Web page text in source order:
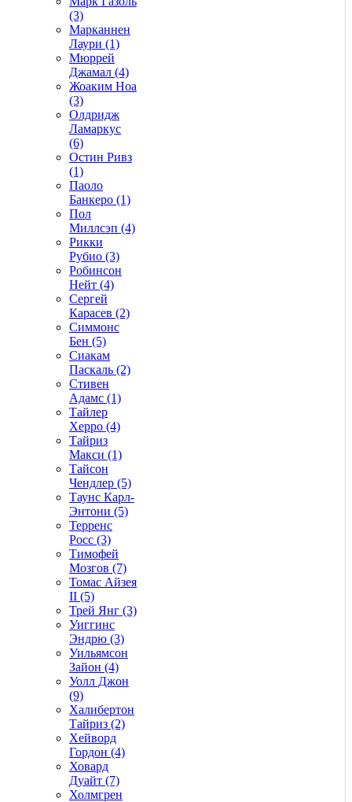
(3)
Марканнен
Лаури (1)
Мюррей
Джамал (4)
Жоаким Ноа
(3)
Олдридж
Ламаркус
(6)
Остин Ривз
(1)
Паоло
Банкеро (1)
Пол
Миллсэп (4)
Рикки
Рубио (3)
Робинсон
Нейт (4)
Сергей
Карасев (2)
Симмонс
Бен (5)
Сиакам
Паскаль (2)
Стивен
Адамс (1)
Тайлер
Херро (4)
Тайриз
Макси (1)
Тайсон
Чендлер (5)
Таунс Карл-
Энтони (5)
Терренс
Росс (3)
Тимофей
Мозгов (7)
Томас Айзея
II (5)
Трей Янг (3)
Уиггинс
Эндрю (3)
Уильямсон
Зайон (4)
Уолл Джон
(9)
Халибертон
Тайриз (2)
Хейворд
Гордон (4)
Ховард
Дуайт (7)
Холмгрен